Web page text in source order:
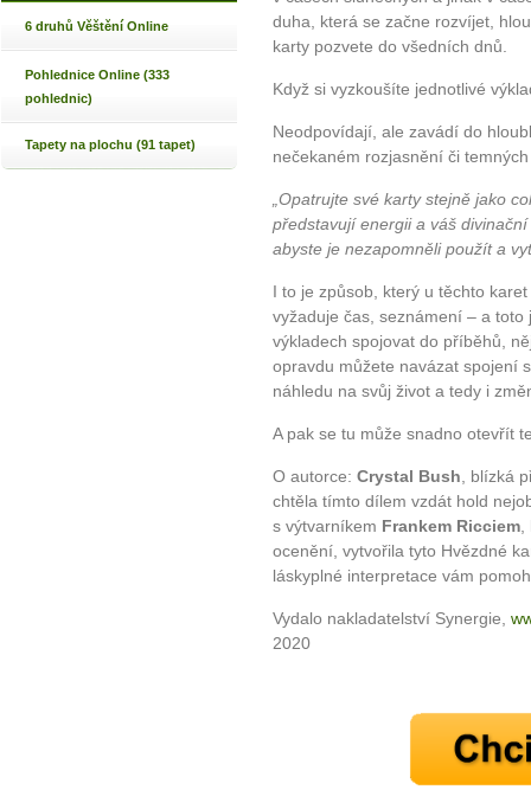
6 druhů Věštění Online
Pohlednice Online (333
pohlednic)
Tapety na plochu (91 tapet)
duha, která se začne rozvíjet,
karty pozvete do všedních dnů.
Když si vyzkoušíte jednotlivé
Neodpovídají, ale zavádí do
nečekaném rozjasnění či
„Opatrujte své karty stejně jako
představují energii a váš
abyste je nezapomněli použít a
I to je způsob, který u těchto
vyžaduje čas, seznámení – a
výkladech spojovat do příběhů,
opravdu můžete navázat spojení
náhledu na svůj život a tedy i
A pak se tu může snadno otevřít
O autorce: Crystal Bush , blízká
chtěla tímto dílem vzdát hold
s výtvarníkem Frankem Ricciem
ocenění, vytvořila tyto Hvězdné
láskyplné interpretace vám
Vydalo nakladatelství Synergie,
2020